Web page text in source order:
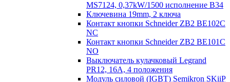
MS7124, 0,37kW/1500 исполнение В34
Ключевина 19mm, 2 ключа
Контакт кнопки Schneider ZB2 BE102C
NC
Контакт кнопки Schneider ZB2 BE101C
NO
Выключатель кулачковый Legrand
PR12, 16A, 4 положения
Модуль силовой (IGBT) Semikron SKiiP